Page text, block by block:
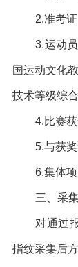
2.准考
3.运动
国运动文化
技术等级综
4.比赛
5.与获
6.集体
三、采
对通过
指纹采集后